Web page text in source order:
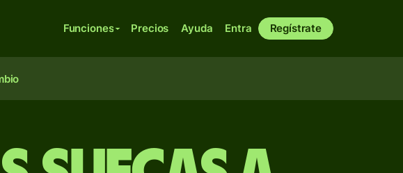
Funciones Precios Ayuda Entra Regístrate